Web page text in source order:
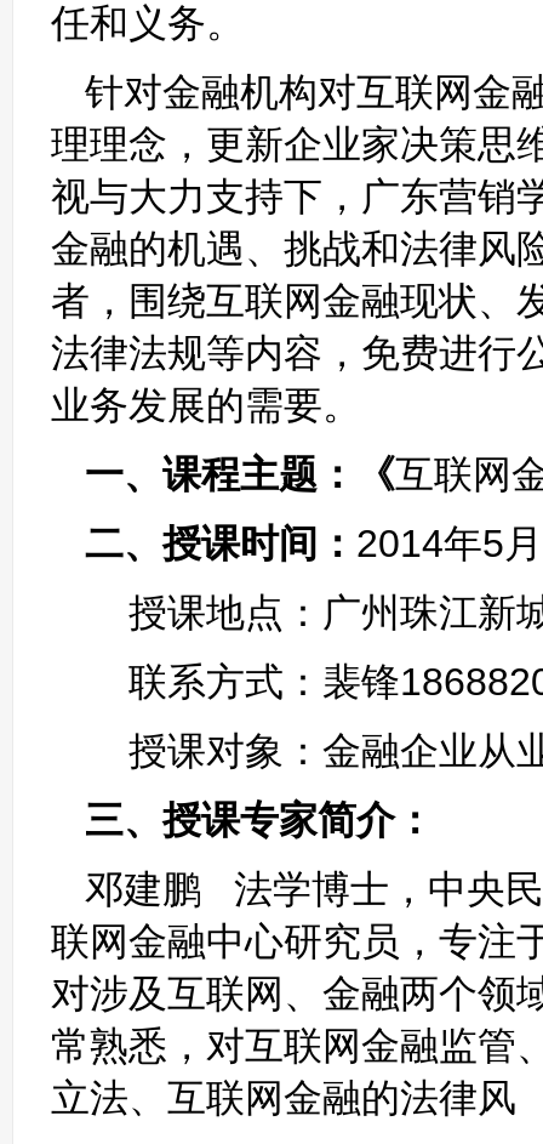
任和义务。
针对金融机构对互联网金
理理念，更新企业家决策思
视与大力支持下，广东营销
金融的机遇、挑战和法律风
者，围绕互联网金融现状、
法律法规等内容，免费进行
业务发展的需要。
一、课程主题：《互联网
二、授课时间： 2014年5
授课地点：广州珠江新
联系方式：裴锋
授课对象：金融企业从
三、授课专家简介：
邓建鹏 法学博士，中央
联网金融中心研究员，专注
对涉及互联网、金融两个领
常熟悉，对互联网金融监管
立法、互联网金融的法律风